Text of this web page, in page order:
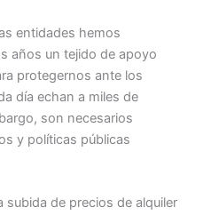
entidades hemos
años un tejido de apoyo
protegernos ante los
día echan a miles de
son necesarios
y políticas públicas
subida de precios de alquiler